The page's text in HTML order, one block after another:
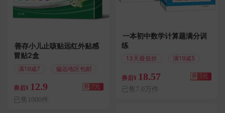
善存小儿止咳贴远红外贴感
冒贴2盒
满19减7 偏远地区包邮
券后¥ 12.9 券 7元
已售1000件
一本初中数学计算题满分训
练
13天最低价 满19减5
券后¥ 18.57 券 5元
已售7.0万件